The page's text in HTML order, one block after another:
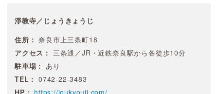
淨教寺／じょうきょうじ
住所： 奈良市上三条町18
アクセス： 三条通／JR・近鉄奈良駅から各徒歩10分
駐車場： あり
TEL： 0742-22-3483
HP： https://joukyouji.com/